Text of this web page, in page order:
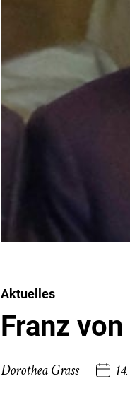
Aktuelles
Franz
Dorothea Grass